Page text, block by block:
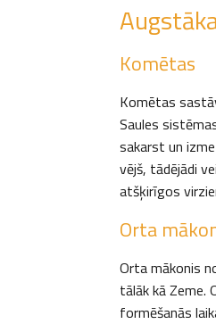
Komētas
Komētas
Saules
sakarst un
vējš, tādējādi
atšķirīgos
Orta
Orta mākonis
tālāk kā Zeme.
formēšanās